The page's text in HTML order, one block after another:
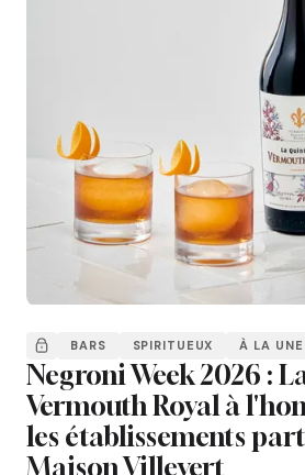
BARS SPIRITUEUX À LA UNE
Negroni Week 2026 :
Vermouth Royal à
les établissements
Maison Villevert